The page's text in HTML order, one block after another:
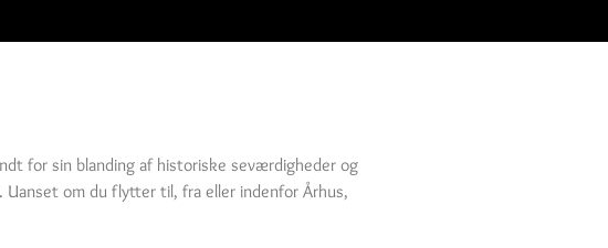
for sin blanding af historiske seværdigheder og
Uanset om du flytter til, fra eller indenfor Århus,